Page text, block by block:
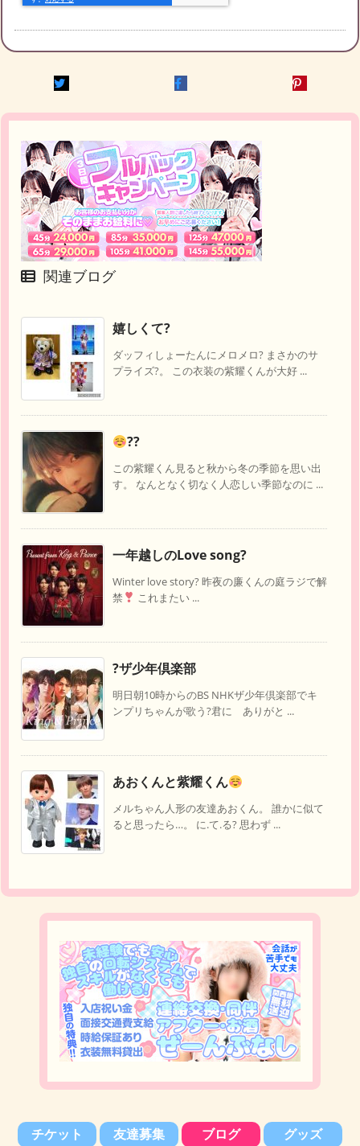
関連ブログ
嬉しくて?
ダッフィしょーたんにメロメロ? まさかのサ
プライズ?。 この衣装の紫耀くんが大好 ...
??
この紫耀くん見ると秋から冬の季節を思い出
す。 なんとなく切なく人恋しい季節なのに ...
一年越しのLove song?
Winter love story? 昨夜の廉くんの庭ラジで解
禁
これまたい ...
?ザ少年倶楽部
明日朝10時からのBS NHKザ少年倶楽部でキ
ンプリちゃんが歌う?君に ありがと ...
あおくんと紫耀くん
メルちゃん人形の友達あおくん。 誰かに似て
ると思ったら…。 に.て.る? 思わず ...
チケット 友達募集 ブログ グッズ